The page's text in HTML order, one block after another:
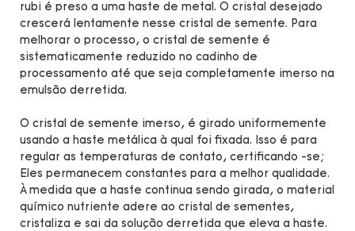
rubi é preso a uma haste de metal. O cristal desejado
crescerá lentamente nesse cristal de semente. Para
melhorar o processo, o cristal de semente é
sistematicamente reduzido no cadinho de
processamento até que seja completamente imerso na
emulsão derretida.
O cristal de semente imerso, é girado uniformemente
usando a haste metálica à qual foi fixada. Isso é para
regular as temperaturas de contato, certificando -se;
Eles permanecem constantes para a melhor qualidade.
À medida que a haste continua sendo girada, o material
químico nutriente adere ao cristal de sementes,
cristaliza e sai da solução derretida que eleva a haste.